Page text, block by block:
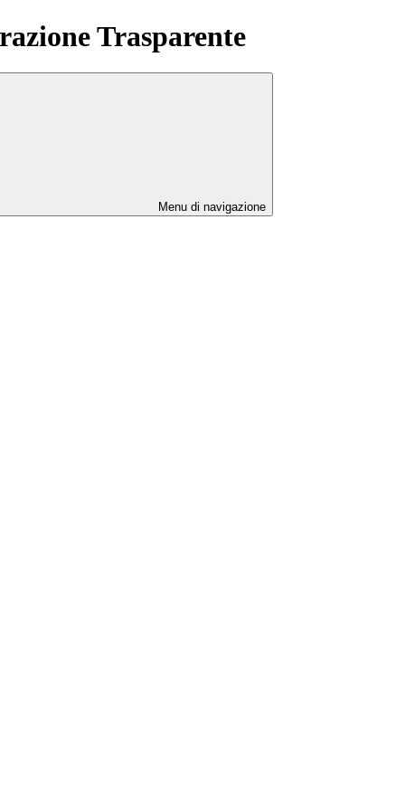
Trasparente
Menu di navigazione